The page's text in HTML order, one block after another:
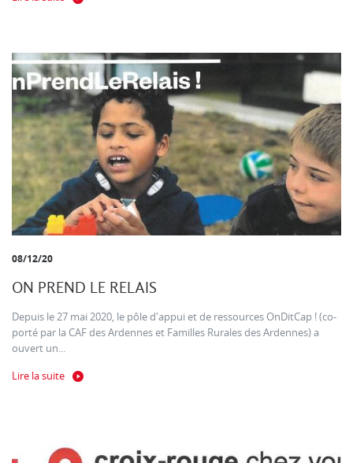
08/12/20
ON PREND LE RELAIS
Depuis le 27 mai 2020, le pôle d'appui et de ressources OnDitCap ! (co-
porté par la CAF des Ardennes et Familles Rurales des Ardennes) a
ouvert un...
Lire la suite